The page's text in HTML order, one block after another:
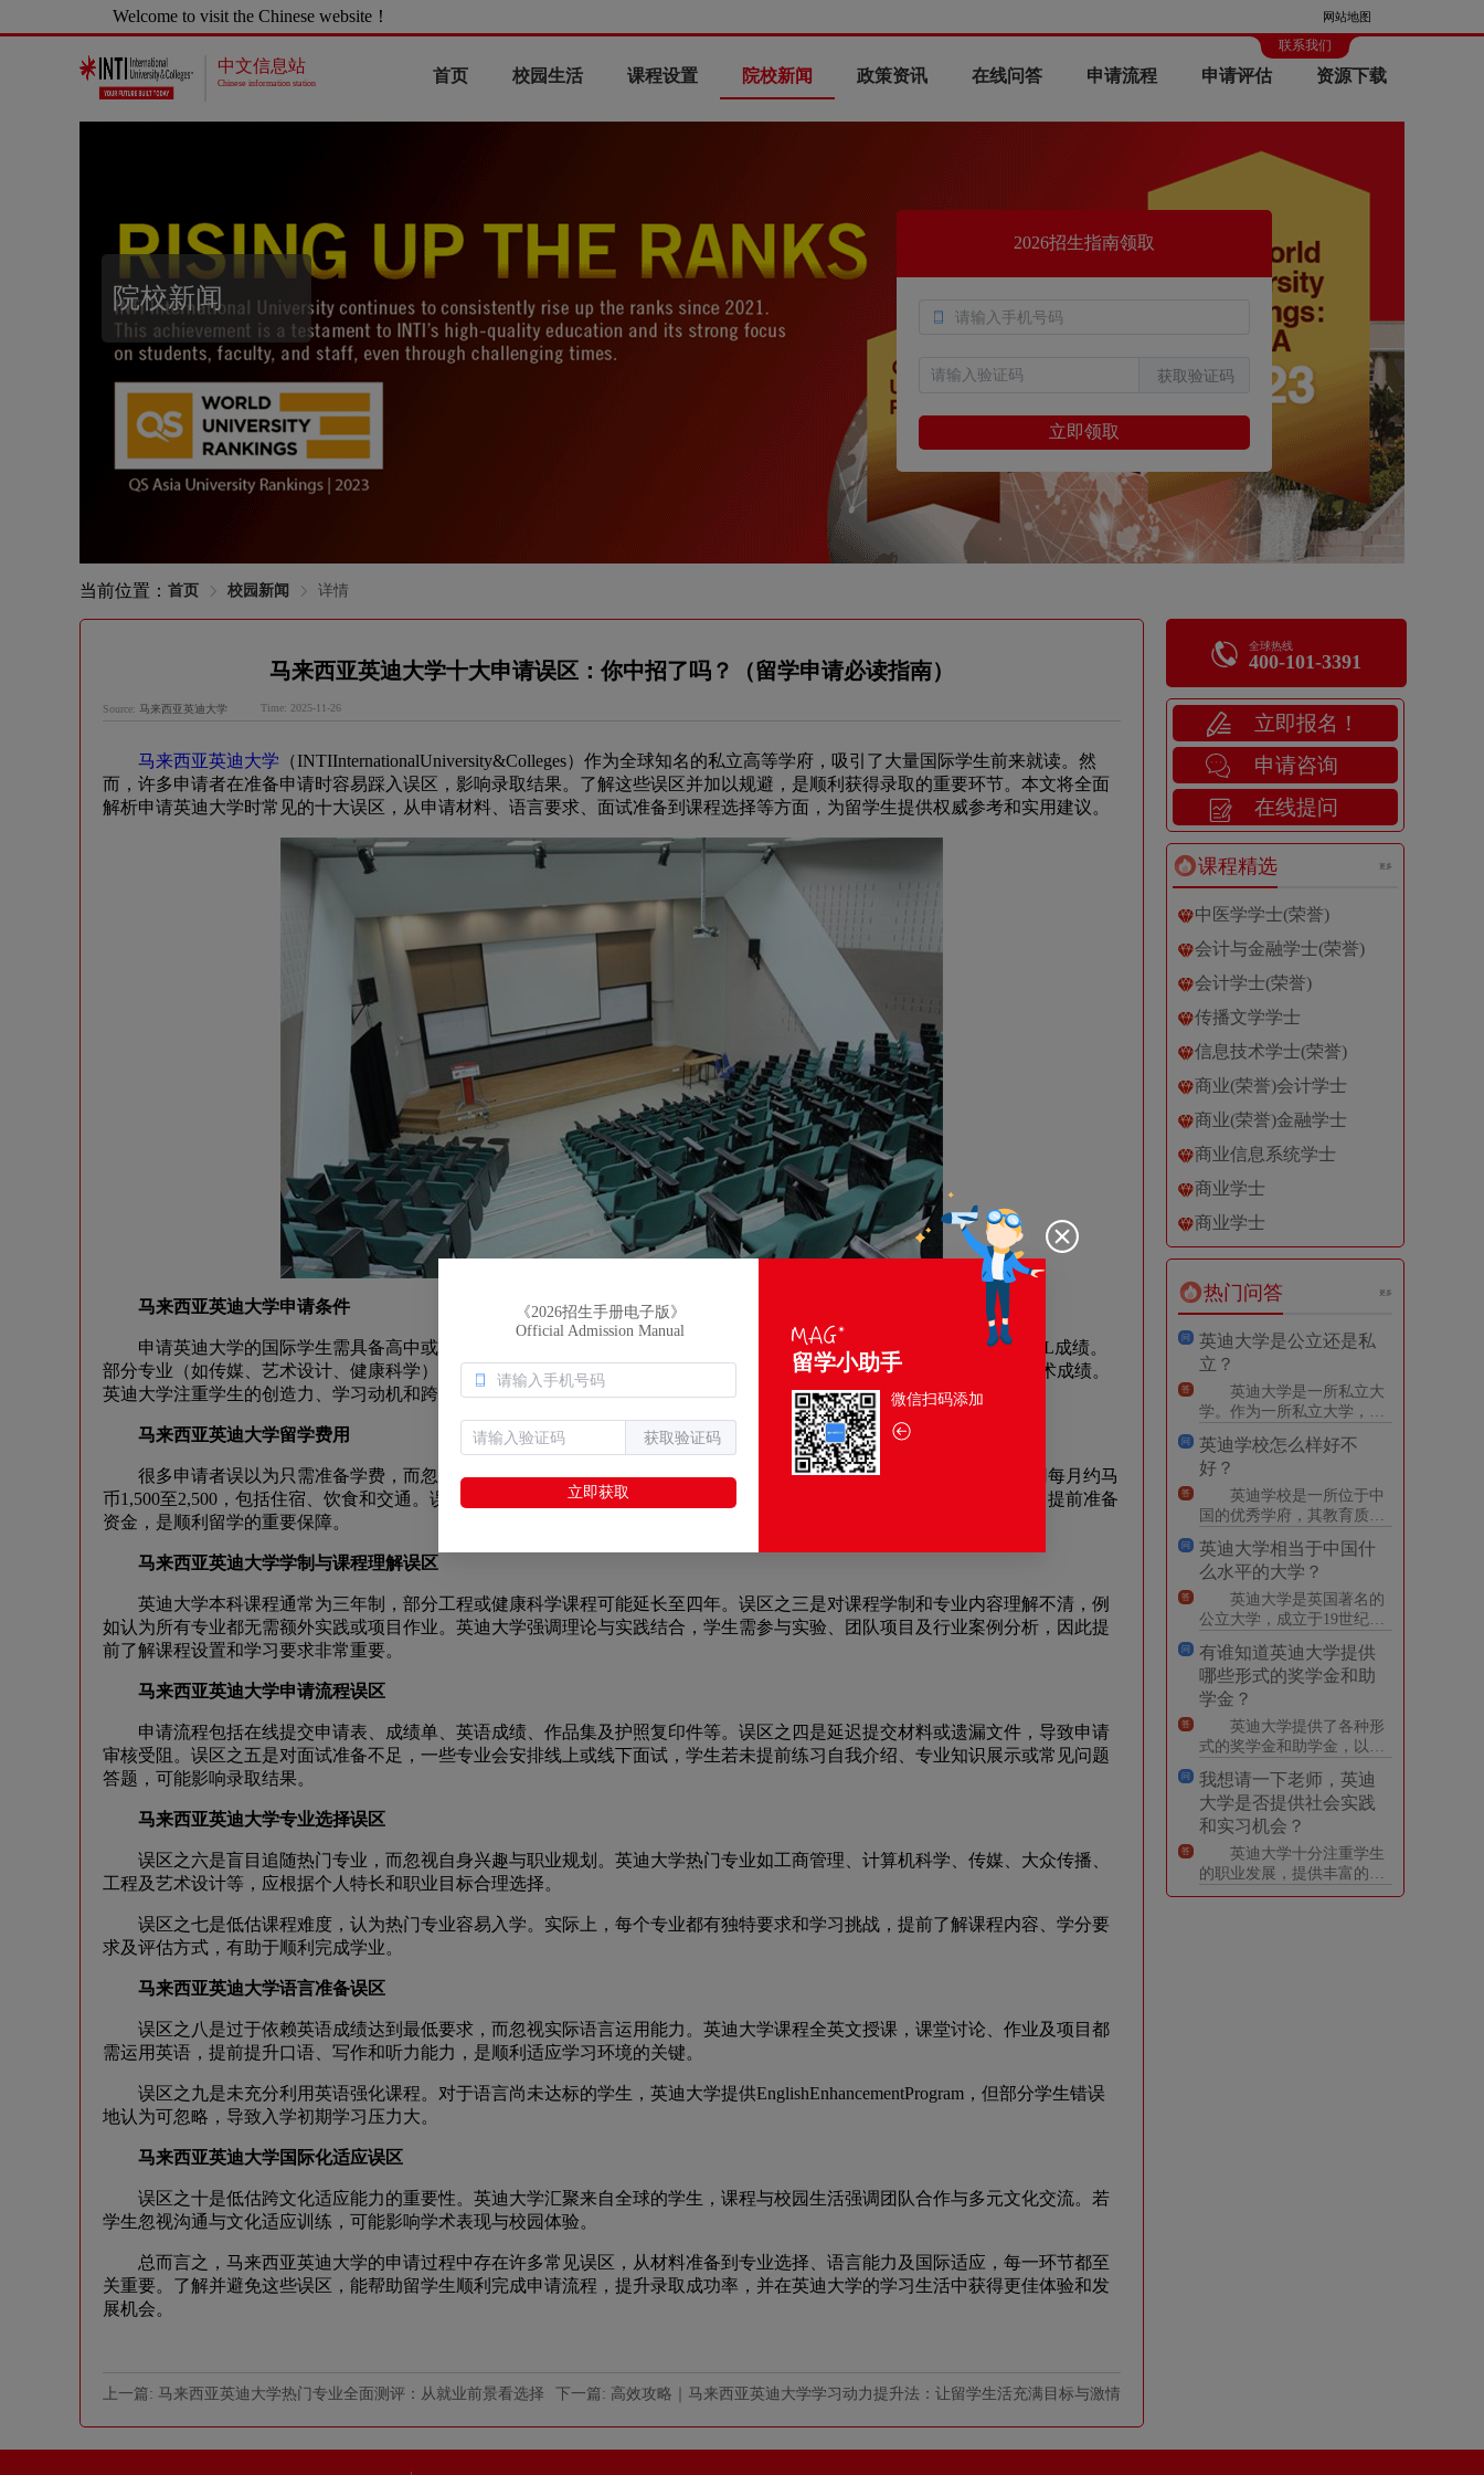
Welcome to visit the Chinese website！ 网站地图
中文信息站
Chinese information station 首页 校园生活 课程设置 院校新闻 政策资讯 在线问答 申请流程 申请评估 资源下载
联系我们
院校新闻
2026招生指南领取
获取验证码
立即领取
当前位置： 首页 校园新闻 详情
马来西亚英迪大学十大申请误区：你中招了吗？（留学申请必读指南）
Source: 马来西亚英迪大学 Time: 2025-11-26
马来西亚英迪大学 （INTIInternationalUniversity&Colleges）作为全球知名的私立高等学府，吸引了大量国际学生前来就读。然
而，许多申请者在准备申请时容易踩入误区，影响录取结果。了解这些误区并加以规避，是顺利获得录取的重要环节。本文将全面
解析申请英迪大学时常见的十大误区，从申请材料、语言要求、面试准备到课程选择等方面，为留学生提供权威参考和实用建议。
马来西亚英迪大学申请条件
申请英迪大学的国际学生需具备高中或同等学历，本科课程申请者需提供学术成绩和英语能力证明，如IELTS或TOEFL成绩。
部分专业（如传媒、艺术设计、健康科学）可能要求作品集或面试。误区之一就是忽视学校对综合素质的要求，仅关注学术成绩。
英迪大学注重学生的创造力、学习动机和跨文化适应能力，这些都会影响录取结果。
马来西亚英迪大学留学费用
很多申请者误以为只需准备学费，而忽略了生活成本。英迪大学本科课程学费每年约为马币27,000至38,000，生活费用每月约马
币1,500至2,500，包括住宿、饮食和交通。误区之二是低估生活开销，导致到校后财务压力增大。合理规划学费和生活费，提前准备
资金，是顺利留学的重要保障。
马来西亚英迪大学学制与课程理解误区
英迪大学本科课程通常为三年制，部分工程或健康科学课程可能延长至四年。误区之三是对课程学制和专业内容理解不清，例
如认为所有专业都无需额外实践或项目作业。英迪大学强调理论与实践结合，学生需参与实验、团队项目及行业案例分析，因此提
前了解课程设置和学习要求非常重要。
马来西亚英迪大学申请流程误区
申请流程包括在线提交申请表、成绩单、英语成绩、作品集及护照复印件等。误区之四是延迟提交材料或遗漏文件，导致申请
审核受阻。误区之五是对面试准备不足，一些专业会安排线上或线下面试，学生若未提前练习自我介绍、专业知识展示或常见问题
答题，可能影响录取结果。
马来西亚英迪大学专业选择误区
误区之六是盲目追随热门专业，而忽视自身兴趣与职业规划。英迪大学热门专业如工商管理、计算机科学、传媒、大众传播、
工程及艺术设计等，应根据个人特长和职业目标合理选择。
误区之七是低估课程难度，认为热门专业容易入学。实际上，每个专业都有独特要求和学习挑战，提前了解课程内容、学分要
求及评估方式，有助于顺利完成学业。
马来西亚英迪大学语言准备误区
误区之八是过于依赖英语成绩达到最低要求，而忽视实际语言运用能力。英迪大学课程全英文授课，课堂讨论、作业及项目都
需运用英语，提前提升口语、写作和听力能力，是顺利适应学习环境的关键。
误区之九是未充分利用英语强化课程。对于语言尚未达标的学生，英迪大学提供EnglishEnhancementProgram，但部分学生错误
地认为可忽略，导致入学初期学习压力大。
马来西亚英迪大学国际化适应误区
误区之十是低估跨文化适应能力的重要性。英迪大学汇聚来自全球的学生，课程与校园生活强调团队合作与多元文化交流。若
学生忽视沟通与文化适应训练，可能影响学术表现与校园体验。
总而言之，马来西亚英迪大学的申请过程中存在许多常见误区，从材料准备到专业选择、语言能力及国际适应，每一环节都至
关重要。了解并避免这些误区，能帮助留学生顺利完成申请流程，提升录取成功率，并在英迪大学的学习生活中获得更佳体验和发
展机会。
上一篇: 马来西亚英迪大学热门专业全面测评：从就业前景看选择 下一篇: 高效攻略｜马来西亚英迪大学学习动力提升法：让留学生活充满目标与激情
全球热线
400-101-3391
立即报名！
申请咨询
在线提问
课程精选
中医学学士(荣誉)
会计与金融学士(荣誉)
会计学士(荣誉)
传播文学学士
信息技术学士(荣誉)
商业(荣誉)会计学士
商业(荣誉)金融学士
商业信息系统学士
商业学士
商业学士
更多
热门问答
问
英迪大学是公立还是私
立？
答
英迪大学是一所私立大
学。作为一所私立大学，英
主要靠学费、捐赠和研究资
助等
问
英迪学校怎么样好不
好？
答
英迪学校是一所位于中
国的优秀学府，其教育质量
师资力量和一流的教学设
施，为
问
英迪大学相当于中国什
么水平的大学？
答
英迪大学是英国著名的
公立大学，成立于19世纪
卓著的学府。如果将英迪大
学与
问
有谁知道英迪大学提供
哪些形式的奖学金和助
学金？
答
英迪大学提供了各种形
式的奖学金和助学金，以帮
学金是基于学术成绩、领导
力和
问
我想请一下老师，英迪
大学是否提供社会实践
和实习机会？
答
英迪大学十分注重学生
的职业发展，提供丰富的社
会实践和实习机会。学校的
更多
《2026招生手册电子版》
Official Admission Manual
留学小助手
微信扫码添加